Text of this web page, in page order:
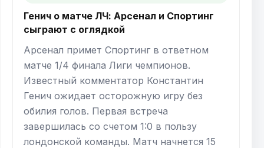
Генич о матче ЛЧ: Арсенал и Спортинг
сыграют с оглядкой
Арсенал примет Спортинг в ответном
матче 1/4 финала Лиги чемпионов.
Известный комментатор Константин
Генич ожидает осторожную игру без
обилия голов. Первая встреча
завершилась со счетом 1:0 в пользу
лондонской команды. Матч начнется 15